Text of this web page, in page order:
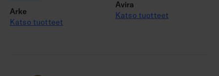
Arke
Katso tuotteet
Avira
Katso tuotteet